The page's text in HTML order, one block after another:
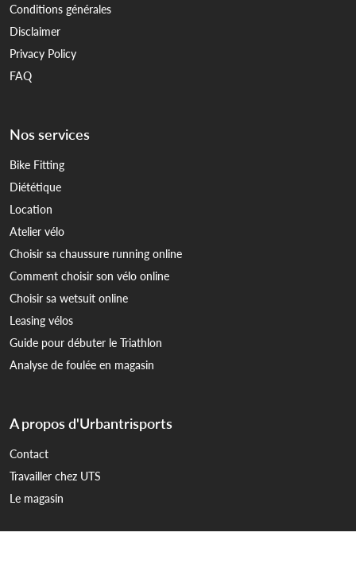
Conditions générales
Disclaimer
Privacy Policy
FAQ
Nos services
Bike Fitting
Diététique
Location
Atelier vélo
Choisir sa chaussure running online
Comment choisir son vélo online
Choisir sa wetsuit online
Leasing vélos
Guide pour débuter le Triathlon
Analyse de foulée en magasin
A propos d'Urbantrisports
Contact
Travailler chez UTS
Le magasin